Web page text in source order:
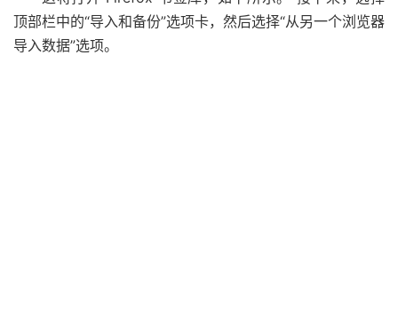
顶部栏中的“导入和备份”选项卡，然后选择“从另一个浏览器
导入数据”选项。